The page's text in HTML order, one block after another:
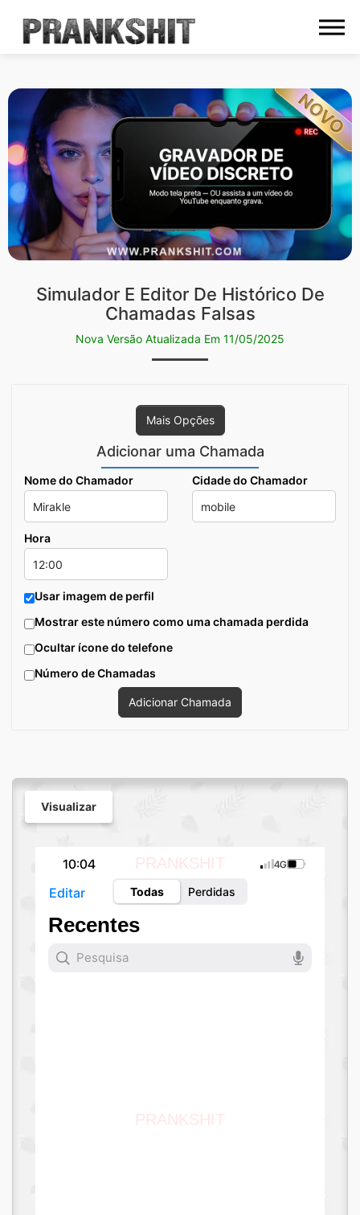
Simulador E Editor De Histórico De
Chamadas Falsas
Nova Versão Atualizada Em 11/05/2025
Mais Opções
Adicionar uma Chamada
Nome do Chamador Cidade do Chamador
Hora
Usar imagem de perfil
Mostrar este número como uma chamada perdida
Ocultar ícone do telefone
Número de Chamadas
Adicionar Chamada
Visualizar
10:04 4G
Editar Todas Perdidas
Recentes
Pesquisa
PRANKSHIT
PRANKSHIT